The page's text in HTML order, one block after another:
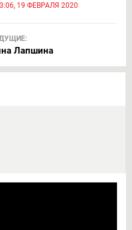
19 ФЕВРАЛЯ 2020
Лапшина